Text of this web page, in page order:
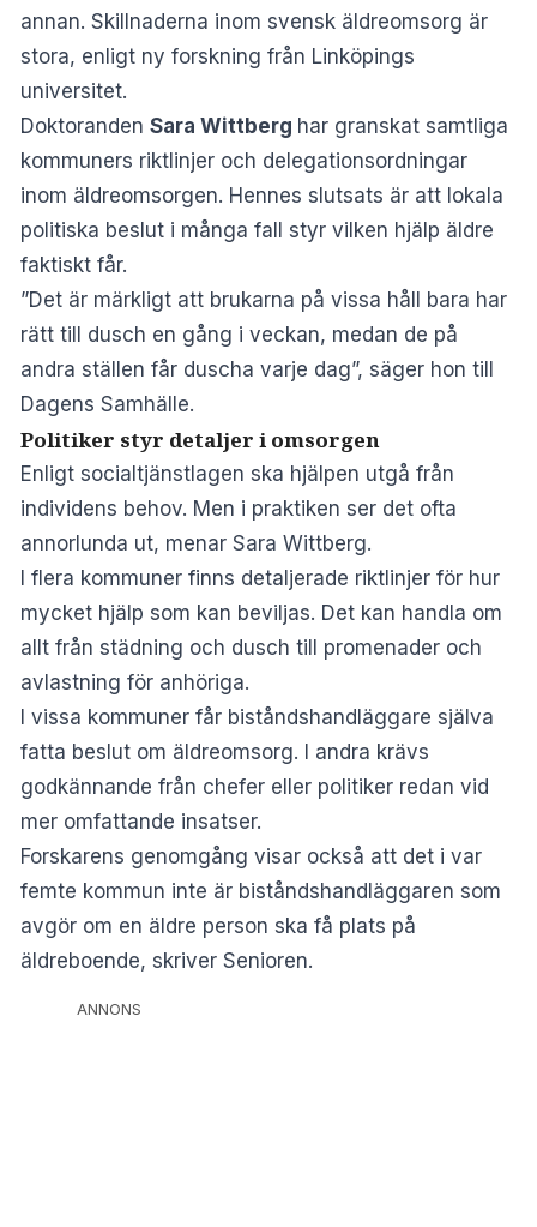
annan. Skillnaderna inom svensk äldreomsorg är
stora, enligt ny forskning från Linköpings
universitet.
Doktoranden Sara Wittberg har granskat samtliga
kommuners riktlinjer och delegationsordningar
inom äldreomsorgen. Hennes slutsats är att lokala
politiska beslut i många fall styr vilken hjälp äldre
faktiskt får.
”Det är märkligt att brukarna på vissa håll bara har
rätt till dusch en gång i veckan, medan de på
andra ställen får duscha varje dag”, säger hon till
Dagens Samhälle.
Politiker styr detaljer i omsorgen
Enligt socialtjänstlagen ska hjälpen utgå från
individens behov. Men i praktiken ser det ofta
annorlunda ut, menar Sara Wittberg.
I flera kommuner finns detaljerade riktlinjer för hur
mycket hjälp som kan beviljas. Det kan handla om
allt från städning och dusch till promenader och
avlastning för anhöriga.
I vissa kommuner får biståndshandläggare själva
fatta beslut om äldreomsorg. I andra krävs
godkännande från chefer eller politiker redan vid
mer omfattande insatser.
Forskarens genomgång visar också att det i var
femte kommun inte är biståndshandläggaren som
avgör om en äldre person ska få plats på
äldreboende, skriver Senioren.
ANNONS